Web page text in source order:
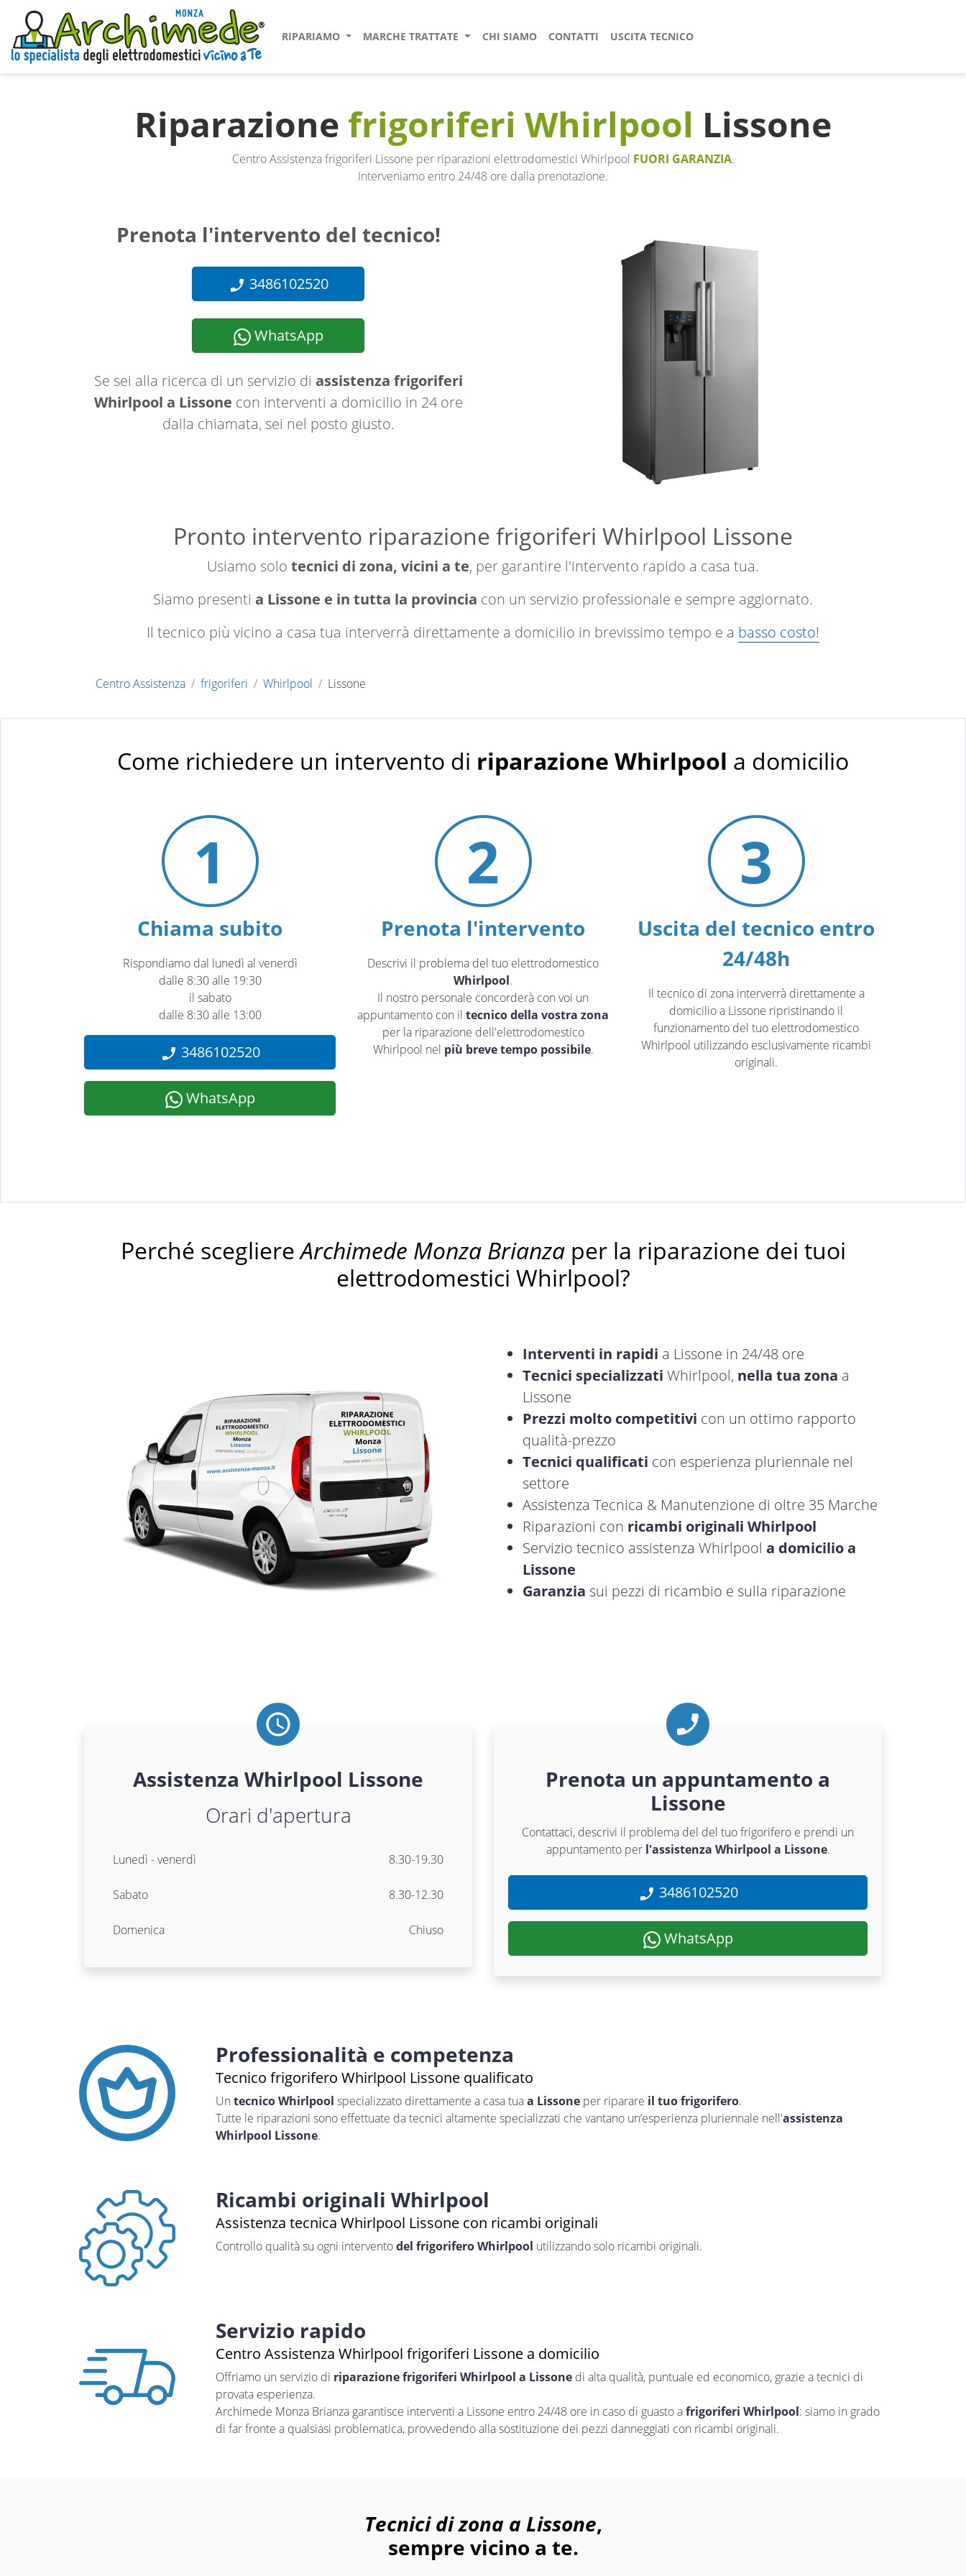
RIPARIAMO MARCHE TRATTATE CHI SIAMO CONTATTI USCITA TECNICO
Riparazione frigoriferi Whirlpool Lissone
Centro Assistenza frigoriferi Lissone per riparazioni elettrodomestici Whirlpool FUORI GARANZIA.
Interveniamo entro 24/48 ore dalla prenotazione.
Prenota l'intervento del tecnico!
3486102520
WhatsApp
Se sei alla ricerca di un servizio di assistenza frigoriferi
Whirlpool a Lissone con interventi a domicilio in 24 ore
dalla chiamata, sei nel posto giusto.
Pronto intervento riparazione frigoriferi Whirlpool Lissone
Usiamo solo tecnici di zona, vicini a te, per garantire l'intervento rapido a casa tua.
Siamo presenti a Lissone e in tutta la provincia con un servizio professionale e sempre aggiornato.
Il tecnico più vicino a casa tua interverrà direttamente a domicilio in brevissimo tempo e a basso costo!
Centro Assistenza frigoriferi Whirlpool Lissone
Come richiedere un intervento di riparazione Whirlpool a domicilio
1
Chiama subito
Rispondiamo dal lunedì al venerdì
dalle 8:30 alle 19:30
il sabato
dalle 8:30 alle 13:00
3486102520
WhatsApp
2
Prenota l'intervento
Descrivi il problema del tuo elettrodomestico
Whirlpool.
Il nostro personale concorderà con voi un
appuntamento con il tecnico della vostra zona
per la riparazione dell'elettrodomestico
Whirlpool nel più breve tempo possibile.
3
Uscita del tecnico entro
24/48h
Il tecnico di zona interverrà direttamente a
domicilio a Lissone ripristinando il
funzionamento del tuo elettrodomestico
Whirlpool utilizzando esclusivamente ricambi
originali.
Perché scegliereArchimede Monza Brianzaper la riparazione dei tuoi
elettrodomestici Whirlpool?
Interventi in rapidi a Lissone in 24/48 ore
Tecnici specializzati Whirlpool, nella tua zona a
Lissone
Prezzi molto competitivi con un ottimo rapporto
qualità-prezzo
Tecnici qualificati con esperienza pluriennale nel
settore
Assistenza Tecnica & Manutenzione di oltre 35 Marche
Riparazioni con ricambi originali Whirlpool
Servizio tecnico assistenza Whirlpool a domicilio a
Lissone
Garanzia sui pezzi di ricambio e sulla riparazione
Assistenza Whirlpool Lissone
Orari d'apertura
Lunedì - venerdì 8.30-19.30
Sabato 8.30-12.30
Domenica Chiuso
Prenota un appuntamento a
Lissone
Contattaci, descrivi il problema del del tuo frigorifero e prendi un
appuntamento per l'assistenza Whirlpool a Lissone.
3486102520
WhatsApp
Professionalità e competenza
Tecnico frigorifero Whirlpool Lissone qualificato
Un tecnico Whirlpool specializzato direttamente a casa tuaa Lissone per riparare il tuo frigorifero.
Tutte le riparazioni sono effettuate da tecnici altamente specializzati che vantano un’esperienza pluriennale nell'assistenza
Whirlpool Lissone.
Ricambi originali Whirlpool
Assistenza tecnica Whirlpool Lissone con ricambi originali
Controllo qualità su ogni interventodel frigorifero Whirlpool utilizzando solo ricambi originali.
Servizio rapido
Centro Assistenza Whirlpool frigoriferi Lissone a domicilio
Offriamo un servizio di riparazione frigoriferi Whirlpool a Lissone di alta qualità, puntuale ed economico, grazie a tecnici di
provata esperienza.
Archimede Monza Brianza garantisce interventi a Lissone entro 24/48 ore in caso di guasto afrigoriferi Whirlpool: siamo in grado
di far fronte a qualsiasi problematica, provvedendo alla sostituzione dei pezzi danneggiati con ricambi originali.
Tecnici di zona a Lissone,
sempre vicino a te.